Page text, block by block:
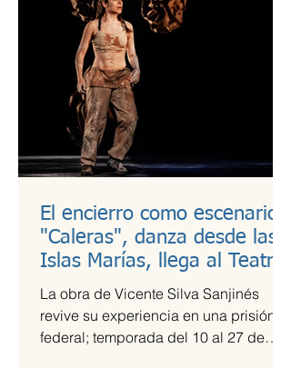
El encierro como escenario:
"Caleras", danza desde las
Islas Marías, llega al Teatro
Guillermina Bravo
La obra de Vicente Silva Sanjinés
revive su experiencia en una prisión
federal; temporada del 10 al 27 de